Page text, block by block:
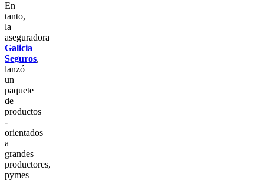
En
tanto,
la
aseguradora
Galicia
Seguros,
lanzó
un
paquete
de
productos
-
orientados
a
grandes
productores,
pymes